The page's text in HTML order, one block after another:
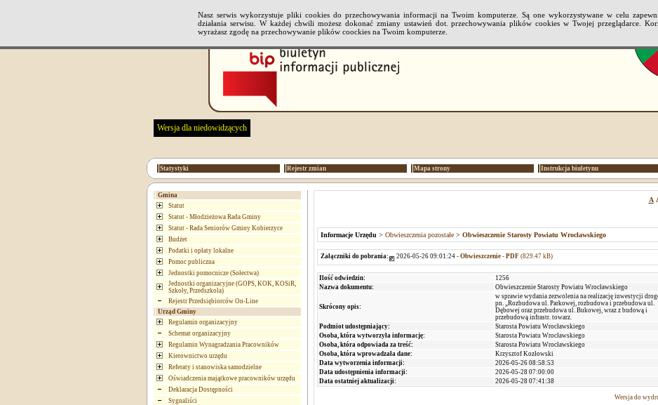
Nasz serwis wykorzystuje pliki cookies do przechowywania informacji na Twoim komputerze. Są one wykorzystywane w celu
działania serwisu. W każdej chwili możesz dokonać zmiany ustawień dot. przechowywania plików cookies w Twojej przeglądarce.
wyrażasz zgodę na przechowywanie plików coockies na Twoim komputerze.
Wersja dla niedowidzących
Statystyki Rejestr zmian Mapa strony Instrukcja biuletynu
Gmina
Statut
Statut - Młodzieżowa Rada Gminy
Statut - Rada Seniorów Gminy Kobierzyce
Budżet
Podatki i opłaty lokalne
Pomoc publiczna
Jednostki pomocnicze (Sołectwa)
Jednostki organizacyjne (GOPS, KOK, KOSiR,
Szkoły, Przedszkola)
Rejestr Przedsiębiorców On-Line
Urząd Gminy
Regulamin organizacyjny
Schemat organizacyjny
Regulamin Wynagradzania Pracowników
Kierownictwo urzędu
Referaty i stanowiska samodzielne
Oświadczenia majątkowe pracowników urzędu
Deklaracja Dostępności
Sygnaliści
A
Informacje Urzędu > Obwieszczenia pozostałe> Obwieszczenie Starosty Powiatu Wrocławskiego
Załączniki do pobrania: 2026-05-26 09:01:24 - Obwieszczenie - PDF (829.47 kB)
Ilość odwiedzin:
1256
Nazwa dokumentu:
Obwieszczenie Starosty Powiatu Wrocławskiego
Skrócony opis:
w sprawie wydania zezwolenia na realizację inwestycji
pn. „Rozbudowa ul. Parkowej, rozbudowa i przebudowa ul.
Dębowej oraz przebudowa ul. Bukowej, wraz z budową i
przebudową infrastr. towarz.
Podmiot udostępniający:
Starosta Powiatu Wrocławskiego
Osoba, która wytworzyła informację:
Starosta Powiatu Wrocławskiego
Osoba, która odpowiada za treść:
Starosta Powiatu Wrocławskiego
Osoba, która wprowadzała dane:
Krzysztof Kozłowski
Data wytworzenia informacji:
2026-05-26 08:58:53
Data udostępnienia informacji:
2026-05-28 07:00:00
Data ostatniej aktualizacji:
2026-05-28 07:41:38
Wersja do